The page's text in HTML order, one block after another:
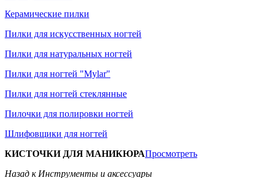
Керамические пилки
Пилки для искусственных ногтей
Пилки для натуральных ногтей
Пилки для ногтей "Mylar"
Пилки для ногтей стеклянные
Пилочки для полировки ногтей
Шлифовщики для ногтей
КИСТОЧКИ ДЛЯ МАНИКЮРАПросмотреть
Назад к Инструменты и аксессуары